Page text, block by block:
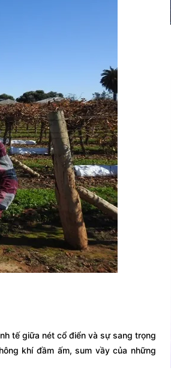
tế giữa nét cổ điển và sự sang trọng
khí đầm ấm, sum vầy của những